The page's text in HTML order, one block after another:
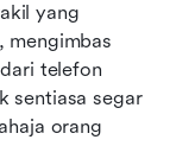
yang
mengimbas
telefon
sentiasa segar
orang